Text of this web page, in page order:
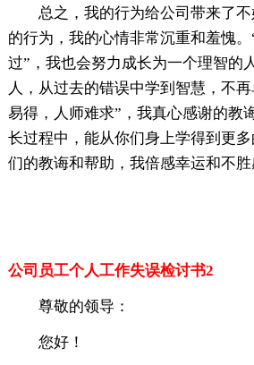
总之，我的行为给公司带来了
的行为，我的心情非常沉重和羞愧
过”，我也会努力成长为一个理智的
人，从过去的错误中学到智慧，不
易得，人师难求”，我真心感谢的教
长过程中，能从你们身上学得到更
们的教诲和帮助，我倍感幸运和不胜
公司员工个人工作失误检讨书2
尊敬的领导：
您好！